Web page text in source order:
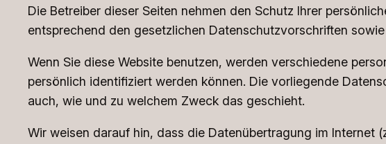
Die Betreiber dieser Seiten nehmen den Schutz Ihrer
entsprechend den gesetzlichen Datenschutzvorschriften
Wenn Sie diese Website benutzen, werden verschiedene
persönlich identifiziert werden können. Die vorliegende
auch, wie und zu welchem Zweck das geschieht.
Wir weisen darauf hin, dass die Datenübertragung im Internet